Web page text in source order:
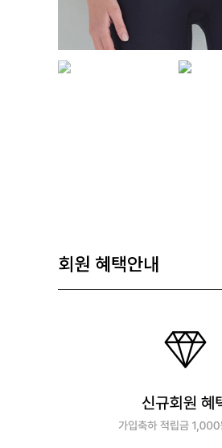
회원 혜택안내